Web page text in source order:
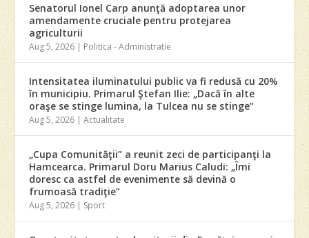
Senatorul Ionel Carp anunţă adoptarea unor
amendamente cruciale pentru protejarea
agriculturii
Aug 5, 2026 | Politica - Administratie
Intensitatea iluminatului public va fi redusă cu 20%
în municipiu. Primarul Ştefan Ilie: „Dacă în alte
oraşe se stinge lumina, la Tulcea nu se stinge”
Aug 5, 2026 |Actualitate
„Cupa Comunităţii” a reunit zeci de participanţi la
Hamcearca. Primarul Doru Marius Caludi: „Îmi
doresc ca astfel de evenimente să devină o
frumoasă tradiţie”
Aug 5, 2026 | Sport